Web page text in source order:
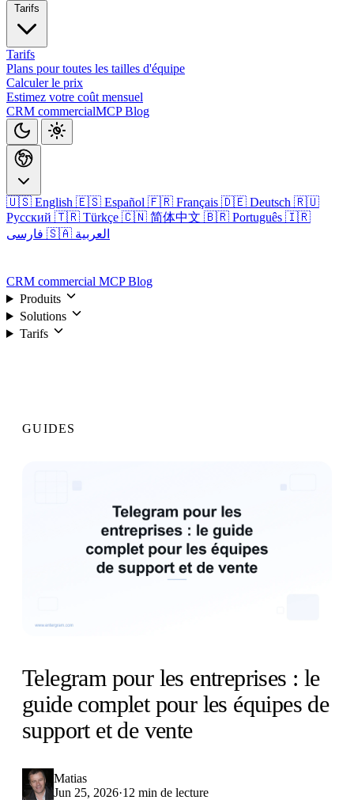
Tarifs
Tarifs
Plans pour toutes les tailles d'équipe
Calculer le prix
Estimez votre coût mensuel
CRM commercialMCPBlog
🇺🇸 English 🇪🇸 Español 🇫🇷 Français 🇩🇪 Deutsch 🇷🇺
Русский 🇹🇷 Türkçe 🇨🇳 简体中文 🇧🇷 Português 🇮🇷
🇸🇦 العربية
CRM commercial MCPBlog
Produits
Solutions
Tarifs
GUIDES
Telegram pour les entreprises : le
guide complet pour les équipes de
support et de vente
Matias
Jun 25, 2026·12 min de lecture